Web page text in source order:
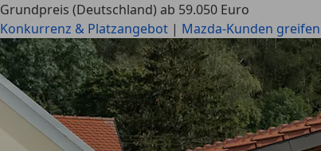
Grundpreis (Deutschland) ab 59.050 Euro
Konkurrenz & Platzangebot | Mazda-Kunden